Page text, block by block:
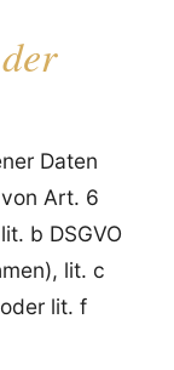
Daten
Art. 6
b DSGVO
lit. c
lit. f